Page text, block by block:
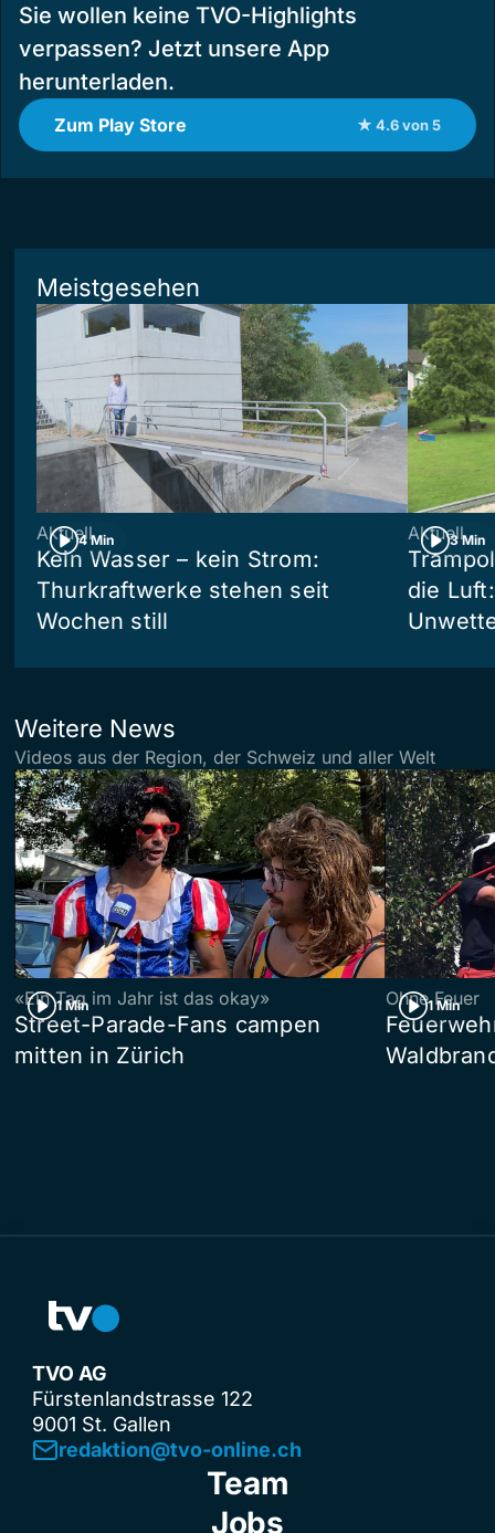
Sie wollen keine TVO-Highlights
verpassen? Jetzt unsere App
herunterladen.
Zum Play Store ★ 4.6 von 5
Meistgesehen
4 Min
Aktuell
Kein Wasser – kein Strom:
Thurkraftwerke stehen seit
Wochen still
3 Min
Aktuell
die
Weitere News
Videos aus der Region, der Schweiz und aller Welt
1 Min
«Ein Tag im Jahr ist das okay»
Street-Parade-Fans campen
mitten in Zürich
1 Min
Ohne Feuer
TVO AG
Fürstenlandstrasse 122
9001 St. Gallen
redaktion@tvo-online.ch
Team
Jobs